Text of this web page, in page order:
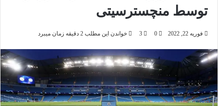
توسط منچسترسیتی
فوریه 22, 2022 0
3 خواندن این مطلب 2 دقیقه زمان میبرد